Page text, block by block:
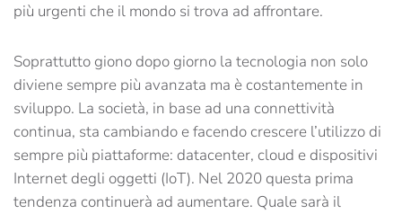
più urgenti che il mondo si trova ad affrontare.
Soprattutto giono dopo giorno la tecnologia non solo
diviene sempre più avanzata ma è costantemente in
sviluppo. La società, in base ad una connettività
continua, sta cambiando e facendo crescere l’utilizzo di
sempre più piattaforme: datacenter, cloud e dispositivi
Internet degli oggetti (IoT). Nel 2020 questa prima
tendenza continuerà ad aumentare. Quale sarà il